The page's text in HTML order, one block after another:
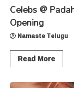
Celebs @
Opening
Namaste Telugu
Read More